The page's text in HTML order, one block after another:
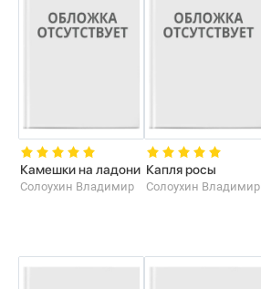
Камешки на ладони
Солоухин Владимир
Капля росы
Солоухин Владимир